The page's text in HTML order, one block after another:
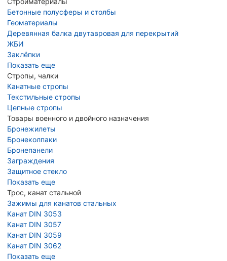
Бетонные полусферы и столбы
Геоматериалы
Деревянная балка двутавровая для перекрытий
ЖБИ
Заклёпки
Показать еще
Стропы, чалки
Канатные стропы
Текстильные стропы
Цепные стропы
Товары военного и двойного назначения
Бронежилеты
Бронеколпаки
Бронепанели
Заграждения
Защитное стекло
Показать еще
Трос, канат стальной
Зажимы для канатов стальных
Канат DIN 3053
Канат DIN 3057
Канат DIN 3059
Канат DIN 3062
Показать еще